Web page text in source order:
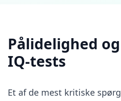
Pålidelighed
IQ-tests
Et af de mest kritiske